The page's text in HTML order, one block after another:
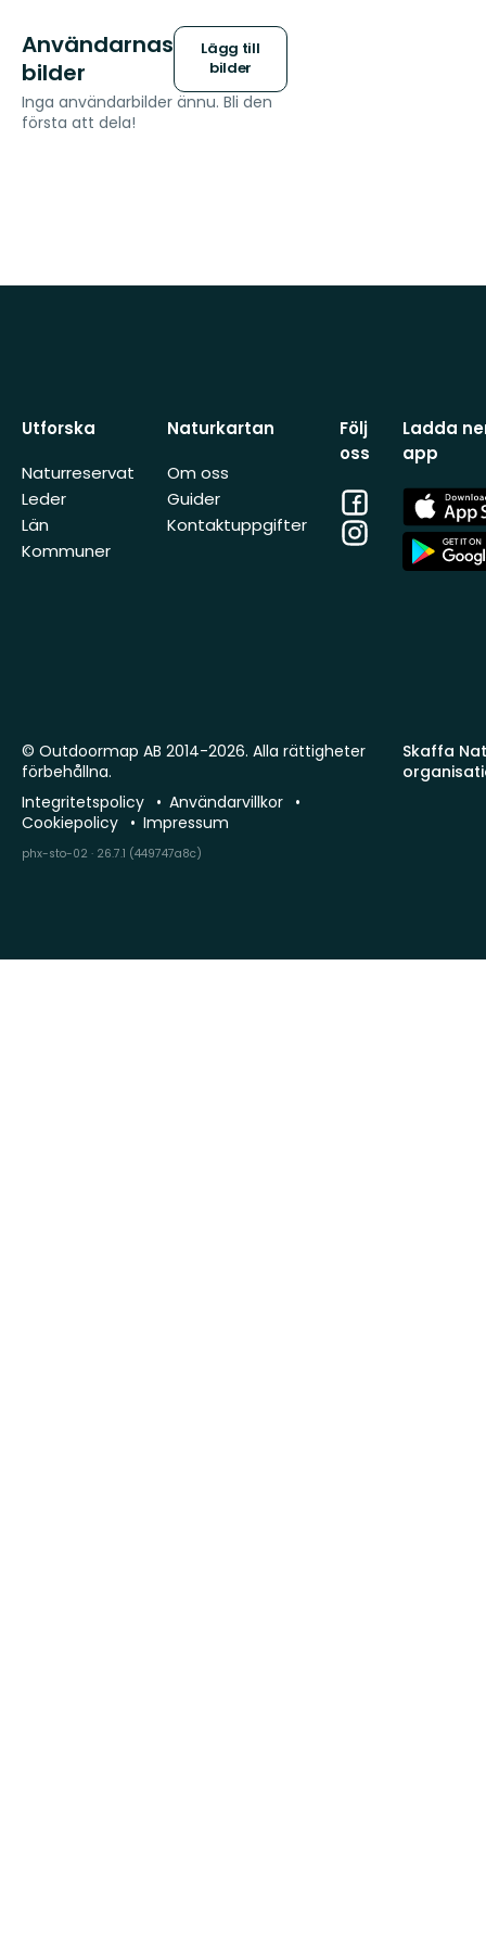
Användarnas
bilder
Lägg till
bilder
Inga användarbilder ännu. Bli den
första att dela!
Utforska
Naturreservat
Leder
Län
Kommuner
Naturkartan
Om oss
Guider
Kontaktuppgifter
Följ
oss
Facebook
Instagram
Ladda
app
App
Store
App
Store
Skaffa
© Outdoormap AB 2014-2026. Alla rättigheter
förbehållna.
Integritetspolicy
Användarvillkor
Cookiepolicy
Impressum
phx-sto-02 · 26.7.1 (449747a8c)